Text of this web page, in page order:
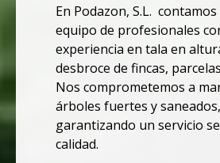
En Podazon, S.L.
equipo de profesionales
experiencia en tala en
desbroce de fincas,
Nos comprometemos a
árboles fuertes y saneados,
garantizando un servicio
calidad.